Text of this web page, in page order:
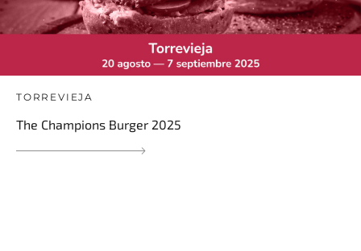
TORREVIEJA
The Champions Burger 2025